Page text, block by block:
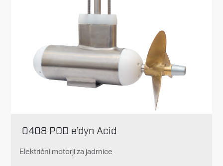
0408 POD e’dyn Acid
Električni motorji za jadrnice